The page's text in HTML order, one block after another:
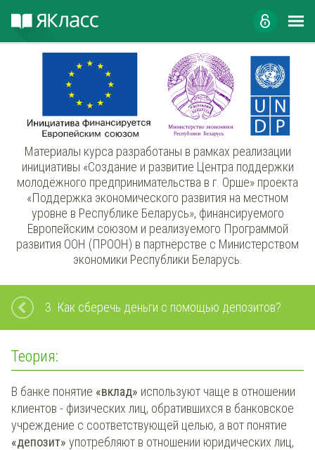
Материалы курса разработаны в рамках реализации
инициативы «Создание и развитие Центра поддержки
молодёжного предпринимательства в г. Орше» проекта
«Поддержка экономического развития на местном
уровне в Республике Беларусь», финансируемого
Европейским союзом и реализуемого Программой
развития ООН (ПРООН) в партнёрстве с Министерством
экономики Республики Беларусь.
3. Как сберечь деньги с помощью депозитов?
Теория:
В банке понятие «вклад» используют чаще в отношении
клиентов - физических лиц, обратившихся в банковское
учреждение с соответствующей целью, а вот понятие
«депозит» употребляют в отношении юридических лиц,